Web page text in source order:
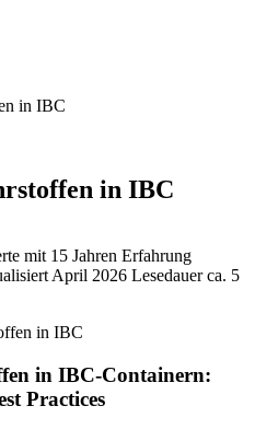
in IBC
in IBC
mit 15 Jahren Erfahrung
April 2026 Lesedauerca. 5
in IBC-Containern:
Practices